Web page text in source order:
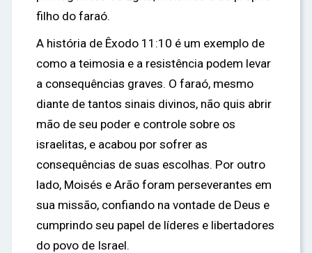
filho do faraó.
A história de Êxodo 11:10 é um exemplo de
como a teimosia e a resistência podem levar
a consequências graves. O faraó, mesmo
diante de tantos sinais divinos, não quis abrir
mão de seu poder e controle sobre os
israelitas, e acabou por sofrer as
consequências de suas escolhas. Por outro
lado, Moisés e Arão foram perseverantes em
sua missão, confiando na vontade de Deus e
cumprindo seu papel de líderes e libertadores
do povo de Israel.